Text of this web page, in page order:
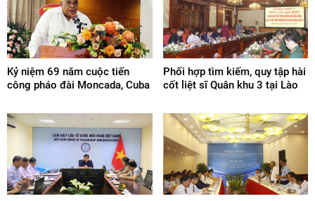
Kỷ niệm 69 năm cuộc tiến
công pháo đài Moncada, Cuba
Phối hợp tìm kiếm, quy tập hài
cốt liệt sĩ Quân khu 3 tại Lào